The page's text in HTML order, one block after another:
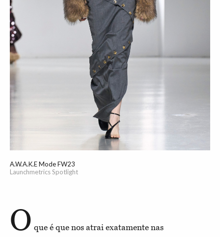
A.W.A.K.E Mode FW23
Launchmetrics Spotlight
O que é que nos atrai exatamente nas